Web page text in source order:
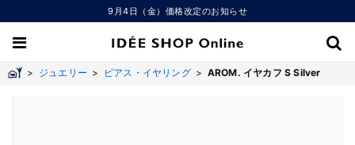
9月4日（金）価格改定のお知らせ
> ジュエリー > ピアス・イヤリング> AROM. イヤカフ S Silver